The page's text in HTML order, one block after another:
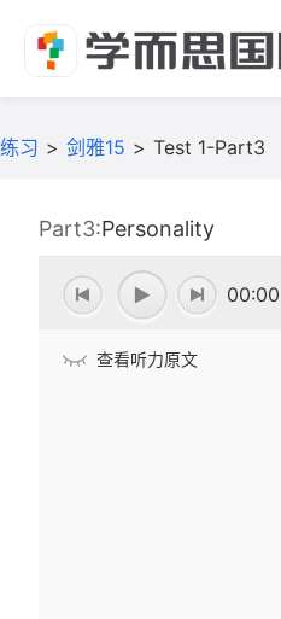
练习 > 剑雅15 > Test 1-Part3
Part3:Personality
00:00
查看听力原文